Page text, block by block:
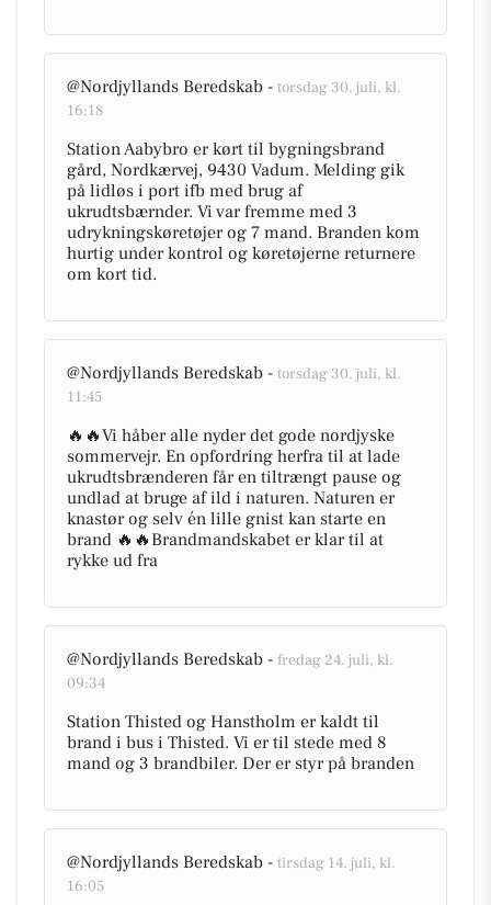
@Nordjyllands Beredskab - torsdag 30. juli, kl.
16:18
Station Aabybro er kørt til bygningsbrand
gård, Nordkærvej, 9430 Vadum. Melding gik
på lidløs i port ifb med brug af
ukrudtsbærnder. Vi var fremme med 3
udrykningskøretøjer og 7 mand. Branden kom
hurtig under kontrol og køretøjerne returnere
om kort tid.
@Nordjyllands Beredskab - torsdag 30. juli, kl.
11:45
🔥🔥Vi håber alle nyder det gode nordjyske
sommervejr. En opfordring herfra til at lade
ukrudtsbrænderen får en tiltrængt pause og
undlad at bruge af ild i naturen. Naturen er
knastør og selv én lille gnist kan starte en
brand 🔥🔥Brandmandskabet er klar til at
rykke ud fra
@Nordjyllands Beredskab - fredag 24. juli, kl.
09:34
Station Thisted og Hanstholm er kaldt til
brand i bus i Thisted. Vi er til stede med 8
mand og 3 brandbiler. Der er styr på branden
@Nordjyllands Beredskab - tirsdag 14. juli, kl.
16:05